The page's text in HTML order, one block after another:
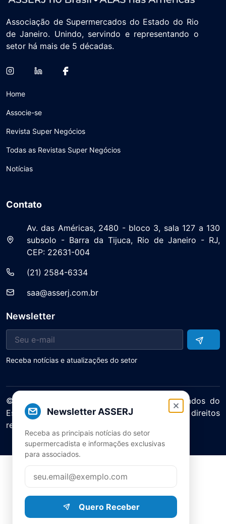
Newsletter ASSERJ
Receba as principais notícias do setor
supermercadista e informações exclusivas
para associados.
Quero Receber
Associação de Supermercados do Estado do Rio
de Janeiro. Unindo, servindo e representando o
setor há mais de 5 décadas.
Home
Associe-se
Revista Super Negócios
Todas as Revistas Super Negócios
Notícias
Contato
Av. das Américas, 2480 - bloco 3, sala 127 a 130
subsolo - Barra da Tijuca, Rio de Janeiro - RJ,
CEP: 22631-004
(21) 2584-6334
saa@asserj.com.br
Newsletter
Receba notícias e atualizações do setor
© 2025 ASERJ – Associação de Supermercados do
Estado do Rio de Janeiro. Todos os direitos
reservados.
Política de Privacidade Termos de Uso